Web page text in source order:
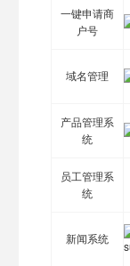
一键申请商
户号
域名管理
产品管理系
统
员工管理系
统
新闻系统